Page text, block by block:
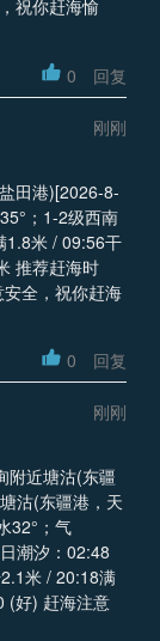
祝你赶海愉
0 回复
刚刚
田港)[2026-8-
；1-2级西南
1.8米 / 09:56干
推荐赶海时
全，祝你赶海
0 回复
刚刚
附近塘沽(东疆
沽(东疆港，天
32°；气
潮汐：02:48
米 / 20:18满
(好) 赶海注意